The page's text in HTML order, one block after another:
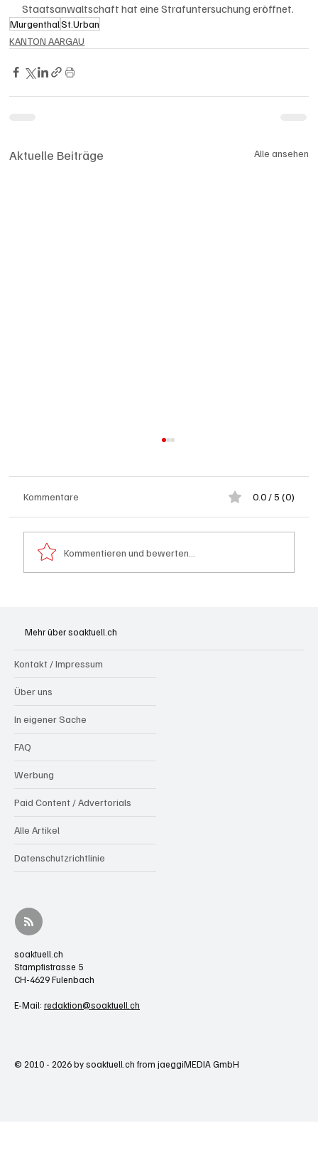
Staatsanwaltschaft hat eine Strafuntersuchung eröffnet.
Murgenthal St.Urban
KANTON AARGAU
Aktuelle Beiträge Alle ansehen
Kommentare 0.0 / 5 (0)
Kommentieren und bewerten...
Mehr über soaktuell.ch
Kontakt / Impressum
Über uns
In eigener Sache
FAQ
Werbung
Paid Content / Advertorials
Alle Artikel
Datenschutzrichtlinie
soaktuell.ch
Stampfistrasse 5
CH-4629 Fulenbach
E-Mail: redaktion@soaktuell.ch
© 2010 - 2026 by soaktuell.ch from jaeggiMEDIA GmbH